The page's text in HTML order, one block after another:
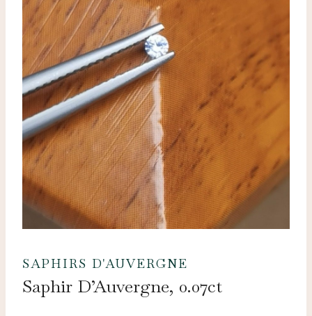
SAPHIRS D'AUVERGNE
Saphir D’Auvergne, 0.07ct